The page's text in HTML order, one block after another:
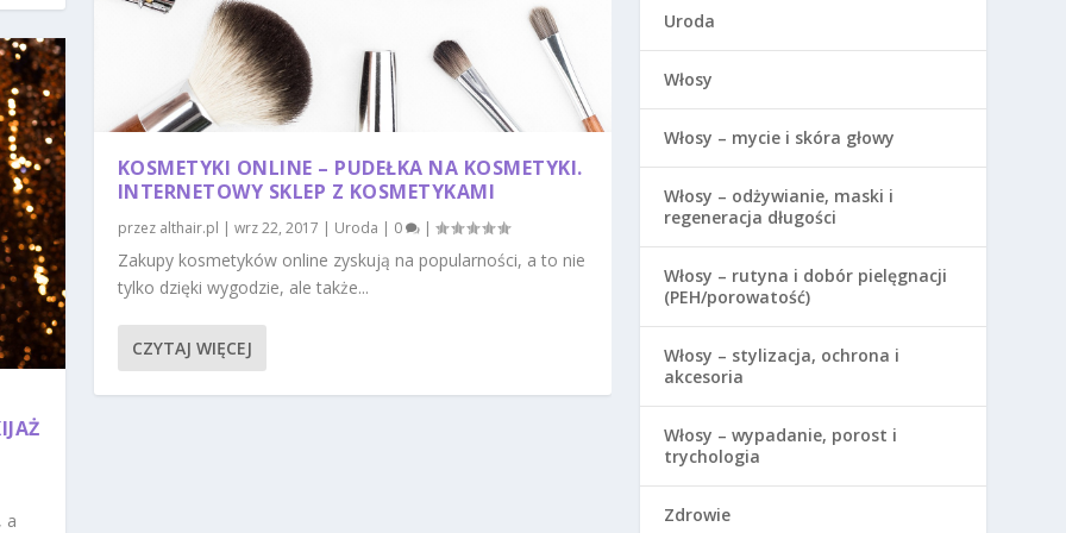
a
KOSMETYKI ONLINE – PUDEŁKA NA KOSMETYKI.
INTERNETOWY SKLEP Z KOSMETYKAMI
przez althair.pl | wrz 22, 2017 | Uroda | 0 |
Zakupy kosmetyków online zyskują na popularności, a to nie
tylko dzięki wygodzie, ale także...
CZYTAJ WIĘCEJ
Uroda
Włosy
Włosy – mycie i skóra głowy
Włosy – odżywianie, maski i
regeneracja długości
Włosy – rutyna i dobór pielęgnacji
(PEH/porowatość)
Włosy – stylizacja, ochrona i
akcesoria
Włosy – wypadanie, porost i
trychologia
Zdrowie